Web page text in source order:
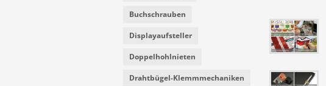
Buchschrauben
Displayaufsteller
Doppelhohlnieten
Drahtbügel-Klemmmechaniken